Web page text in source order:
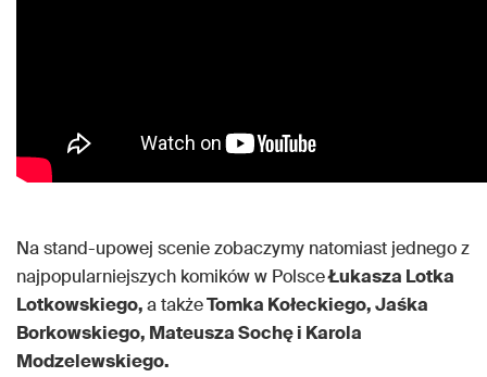
Na stand-upowej scenie zobaczymy natomiast jednego z
najpopularniejszych komików w PolsceŁukasza Lotka
Lotkowskiego,a takżeTomka Kołeckiego, Jaśka
Borkowskiego, Mateusza Sochę i Karola
Modzelewskiego.